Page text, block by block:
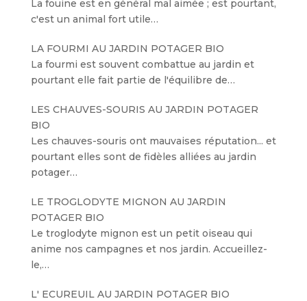
La fouine est en général mal aimée ; est pourtant,
c'est un animal fort utile…
LA FOURMI AU JARDIN POTAGER BIO
La fourmi est souvent combattue au jardin et
pourtant elle fait partie de l'équilibre de…
LES CHAUVES-SOURIS AU JARDIN POTAGER
BIO
Les chauves-souris ont mauvaises réputation... et
pourtant elles sont de fidèles alliées au jardin
potager…
LE TROGLODYTE MIGNON AU JARDIN
POTAGER BIO
Le troglodyte mignon est un petit oiseau qui
anime nos campagnes et nos jardin. Accueillez-
le,…
L' ECUREUIL AU JARDIN POTAGER BIO